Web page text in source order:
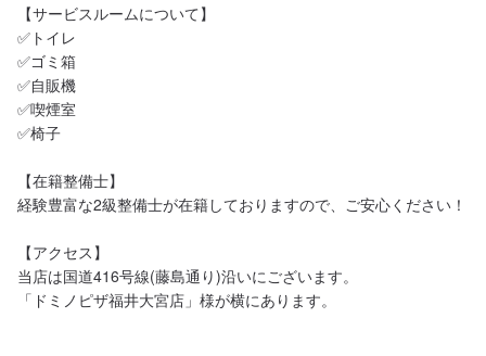
【サービスルームについて】
✅トイレ
✅ゴミ箱
✅自販機
✅喫煙室
✅椅子
【在籍整備士】
経験豊富な2級整備士が在籍しておりますので、ご安心ください！
【アクセス】
当店は国道416号線(藤島通り)沿いにございます。
「ドミノピザ福井大宮店」様が横にあります。